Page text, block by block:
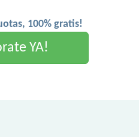
100% gratis!
YA!